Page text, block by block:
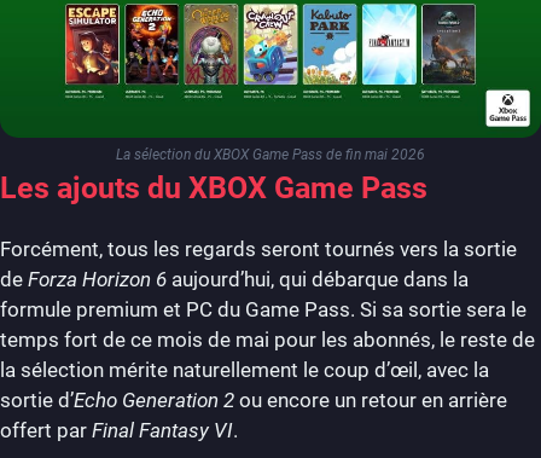
La sélection du XBOX Game Pass de fin mai 2026
Les ajouts du XBOX Game Pass
Forcément, tous les regards seront tournés vers la sortie
de Forza Horizon 6 aujourd’hui, qui débarque dans la
formule premium et PC du Game Pass. Si sa sortie sera le
temps fort de ce mois de mai pour les abonnés, le reste de
la sélection mérite naturellement le coup d’œil, avec la
sortie d’Echo Generation 2 ou encore un retour en arrière
offert par Final Fantasy VI.